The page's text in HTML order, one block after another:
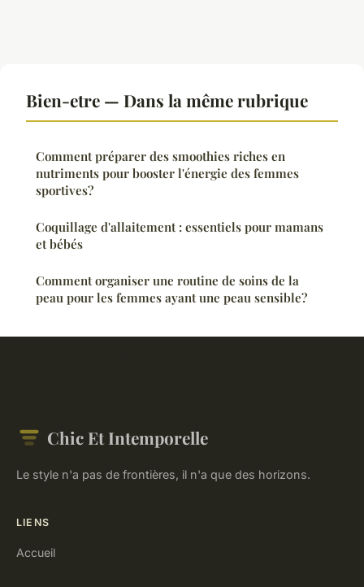
Bien-etre — Dans la même rubrique
Comment préparer des smoothies riches en
nutriments pour booster l'énergie des femmes
sportives?
Coquillage d'allaitement : essentiels pour mamans
et bébés
Comment organiser une routine de soins de la
peau pour les femmes ayant une peau sensible?
Chic Et Intemporelle
Le style n'a pas de frontières, il n'a que des horizons.
LIENS
Accueil